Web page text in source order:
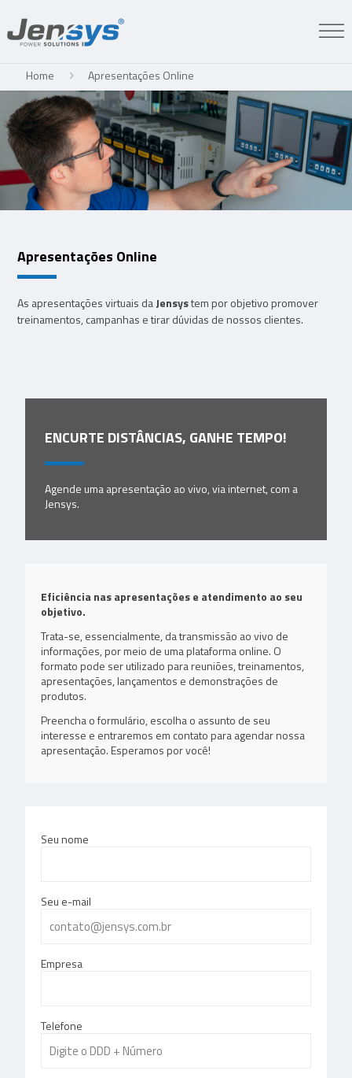
Home Apresentações Online
Apresentações Online
As apresentações virtuais daJensystem por objetivo promover
treinamentos, campanhas e tirar dúvidas de nossos clientes.
ENCURTE DISTÂNCIAS, GANHE TEMPO!
Agende uma apresentação ao vivo, via internet, com a
Jensys.
Eficiência nas apresentações e atendimento ao seu
objetivo.
Trata-se, essencialmente, da transmissão ao vivo de
informações, por meio de uma plataforma online. O
formato pode ser utilizado para reuniões, treinamentos,
apresentações, lançamentos e demonstrações de
produtos.
Preencha o formulário, escolha o assunto de seu
interesse e entraremos em contato para agendar nossa
apresentação. Esperamos por você!
Seu nome
Seu e-mail
Empresa
Telefone